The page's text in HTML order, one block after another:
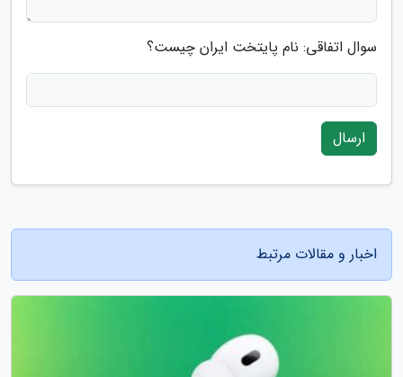
سوال اتفاقی: نام پایتخت ایران چیست؟
ارسال
اخبار و مقالات مرتبط